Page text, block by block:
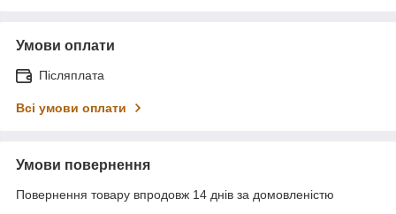
Умови оплати
Післяплата
Всі умови оплати
Умови повернення
Повернення товару впродовж 14 днів за домовленістю